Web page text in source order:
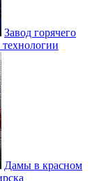
Завод горячего
Дамы в красном